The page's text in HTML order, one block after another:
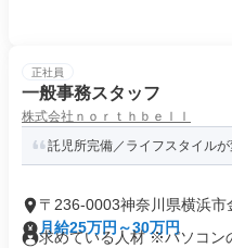
正社員
一般事務スタッフ
株式会社ｎｏｒｔｈｂｅｌｌ
託児所完備／ライフスタイル
〒236-0003神奈川県横浜市
月給25万円～30万円
求めている人材 ※パソコン